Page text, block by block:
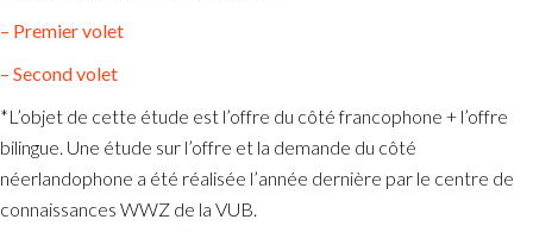
– Premier volet
– Second volet
*L’objet de cette étude est l’offre du côté francophone + l’offre
bilingue. Une étude sur l’offre et la demande du côté
néerlandophone a été réalisée l’année dernière par le centre de
connaissances WWZ de la VUB.